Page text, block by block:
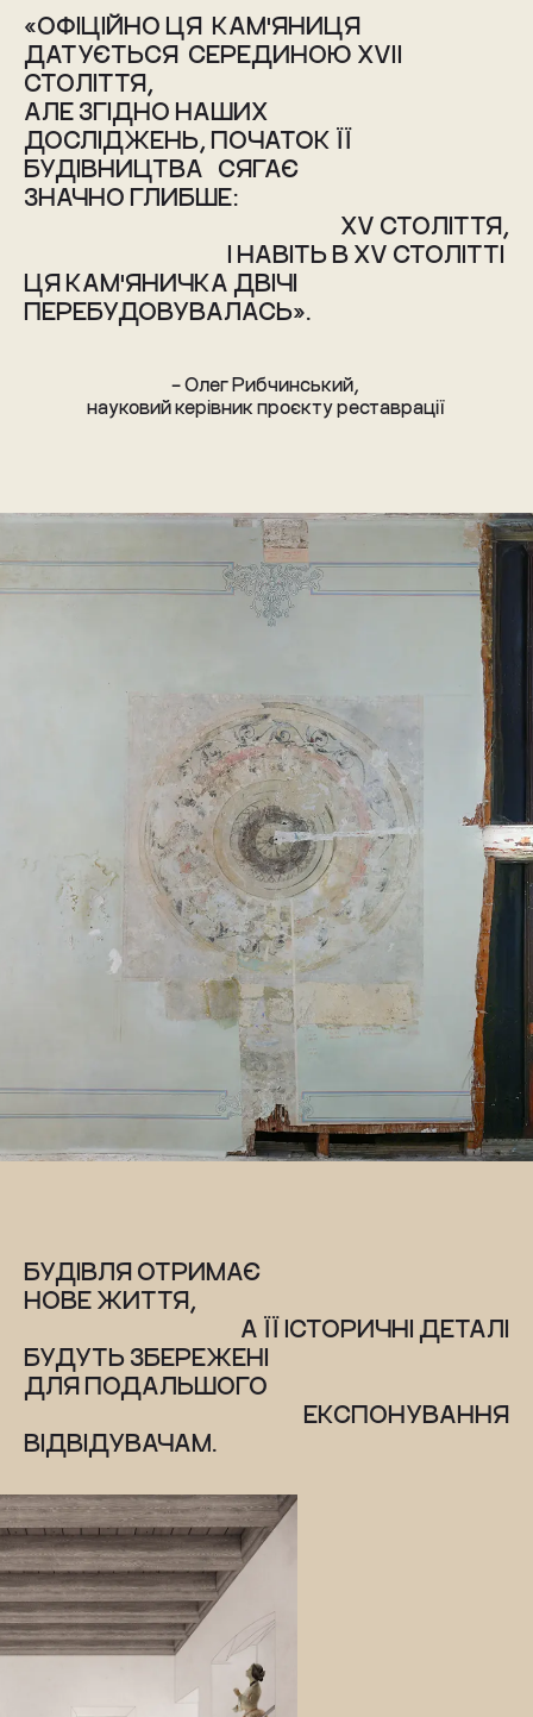
«ОФІЦІЙНО ЦЯ  КАМ'ЯНИЦЯ
ДАТУЄТЬСЯ  СЕРЕДИНОЮ XVII
СТОЛІТТЯ,
АЛЕ ЗГІДНО НАШИХ
ДОСЛІДЖЕНЬ, ПОЧАТОК ЇЇ
БУДІВНИЦТВА   СЯГАЄ
ЗНАЧНО ГЛИБШЕ:
                                  XV СТОЛІТТЯ,
            І НАВІТЬ В XV СТОЛІТТІ
ЦЯ КАМ'ЯНИЧКА ДВІЧІ
ПЕРЕБУДОВУВАЛАСЬ».
– Олег Рибчинський,
науковий керівник проєкту реставрації
БУДІВЛЯ ОТРИМАЄ
НОВЕ ЖИТТЯ,
А ЇЇ ІСТОРИЧНІ ДЕТАЛІ
БУДУТЬ ЗБЕРЕЖЕНІ
ДЛЯ ПОДАЛЬШОГО
ЕКСПОНУВАННЯ
ВІДВІДУВАЧАМ.